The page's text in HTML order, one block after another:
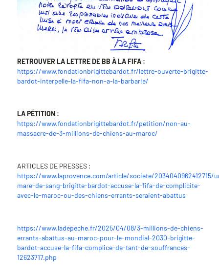
RETROUVER LA LETTRE DE BB À LA FIFA :
https://www.fondationbrigittebardot.fr/lettre-ouverte-brigitte-
bardot-interpelle-la-fifa-non-a-la-barbarie/
LA PÉTITION :
https://www.fondationbrigittebardot.fr/petition/non-au-
massacre-de-3-millions-de-chiens-au-maroc/
ARTICLES DE PRESSES :
https://www.laprovence.com/article/societe/2034040962412715/
mare-de-sang-brigitte-bardot-accuse-la-fifa-de-complicite-
avec-le-maroc-ou-des-chiens-errants-seraient-abattus
https://www.ladepeche.fr/2025/04/08/3-millions-de-chiens-
errants-abattus-au-maroc-pour-le-mondial-2030-brigitte-
bardot-accuse-la-fifa-complice-de-tant-de-souffrances-
12623717.php